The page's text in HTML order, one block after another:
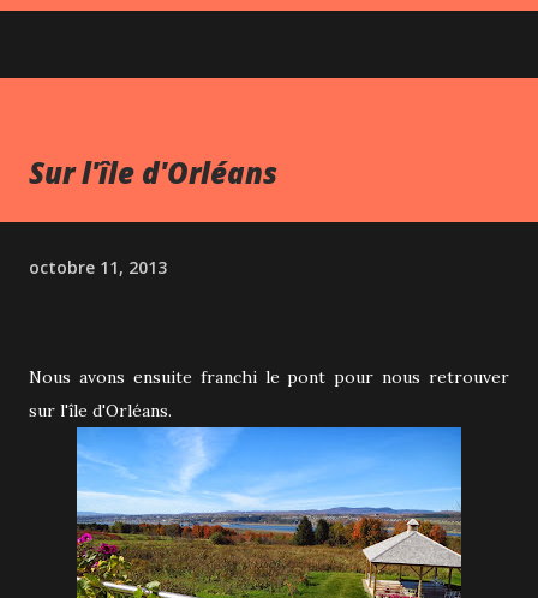
Sur l'île d'Orléans
octobre 11, 2013
Nous avons ensuite franchi le pont pour nous retrouver
sur l'île d'Orléans.